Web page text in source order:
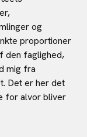
og
proportioner
den faglighed,
mig fra
Det er her det
for alvor bliver